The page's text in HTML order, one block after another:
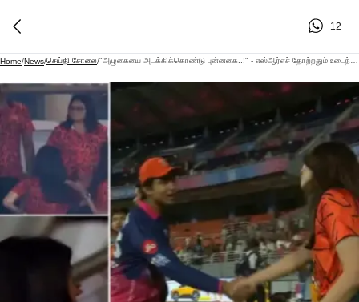
12
Home/News/செய்தி சோலை/